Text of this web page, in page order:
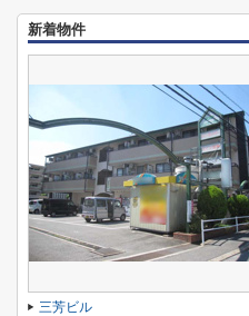
新着物件
三芳ビル